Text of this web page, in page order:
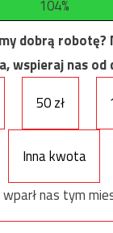
104%
dobrą robotę?
wspieraj nas od
50 zł
Inna kwota
nas tym